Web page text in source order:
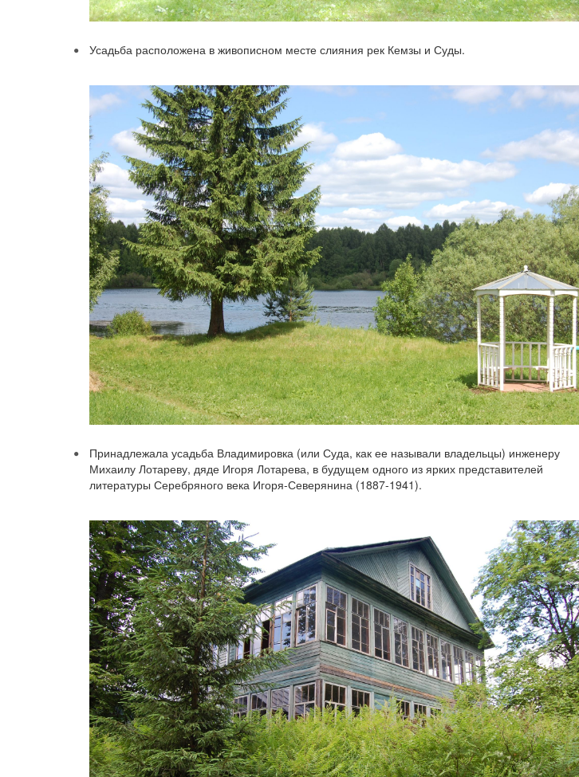
Усадьба расположена в живописном месте слияния рек Кемзы и Суды.
Принадлежала усадьба Владимировка (или Суда, как ее называли владельцы) инженеру
Михаилу Лотареву, дяде Игоря Лотарева, в будущем одного из ярких представителей
литературы Серебряного века Игоря-Северянина (1887-1941).